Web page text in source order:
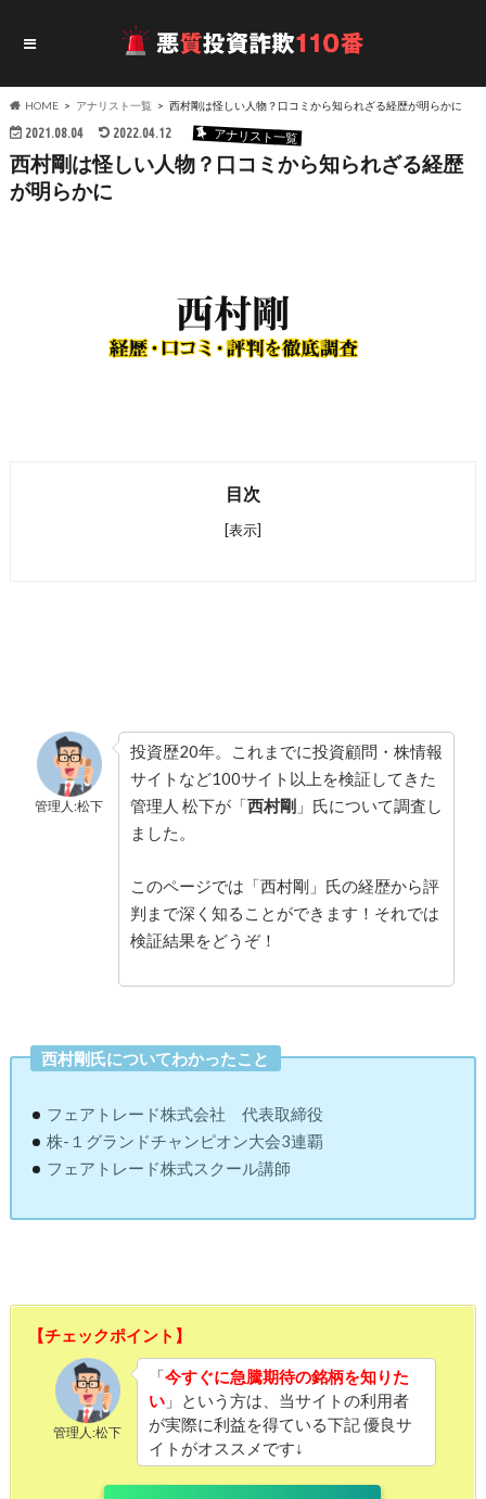
HOME アナリスト一覧 西村剛は怪しい人物？口コミから知られざる経歴が明らかに
2021.08.04 2022.04.12 アナリスト一覧
西村剛は怪しい人物？口コミから知られざる経歴
が明らかに
目次
[表示]
管理人:松下
投資歴20年。これまでに投資顧問・株情報
サイトなど100サイト以上を検証してきた
管理人 松下が「西村剛 」氏について調査し
ました。
このページでは「西村剛」氏の経歴から評
判まで深く知ることができます！それでは
検証結果をどうぞ！
西村剛氏についてわかったこと
フェアトレード株式会社 代表取締役
株-１グランドチャンピオン大会3連覇
フェアトレード株式スクール講師
【チェックポイント】
管理人:松下
「今すぐに急騰期待の銘柄を知りた
い」という方は、当サイトの利用者
が実際に利益を得ている下記 優良サ
イトがオススメです↓